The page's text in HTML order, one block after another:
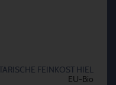
FEINKOST HIEL
EU-Bio